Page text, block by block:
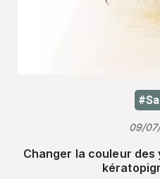
09/
Changer la couleur des